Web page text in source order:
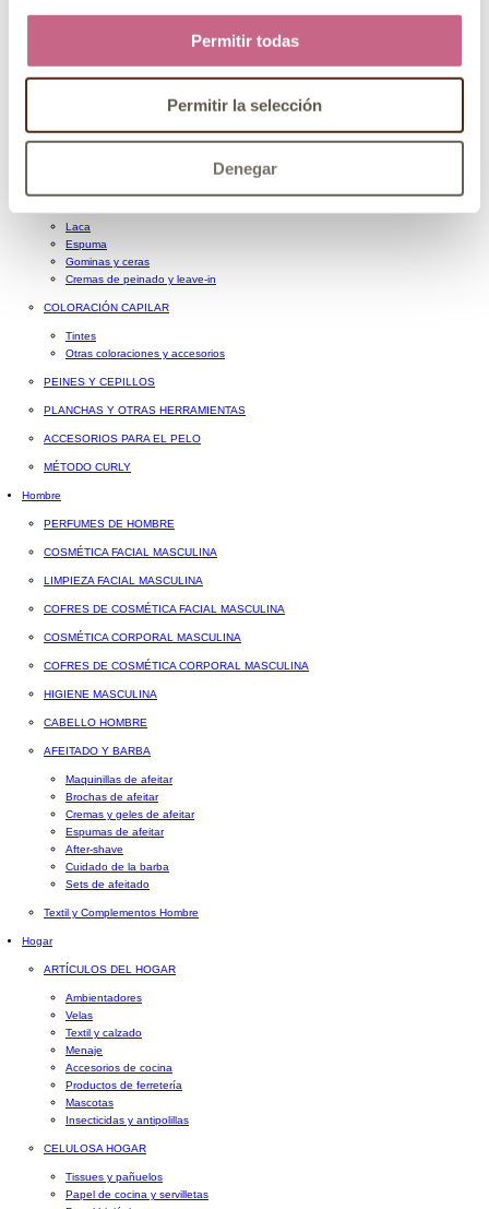
Permitir todas
Permitir la selección
Denegar
MASCARILLA
ACEITES Y SERÚMS CAPILARES
Ampollas capilares
FIJACIÓN
Laca
Espuma
Gominas y ceras
Cremas de peinado y leave-in
COLORACIÓN CAPILAR
Tintes
Otras coloraciones y accesorios
PEINES Y CEPILLOS
PLANCHAS Y OTRAS HERRAMIENTAS
ACCESORIOS PARA EL PELO
MÉTODO CURLY
Hombre
PERFUMES DE HOMBRE
COSMÉTICA FACIAL MASCULINA
LIMPIEZA FACIAL MASCULINA
COFRES DE COSMÉTICA FACIAL MASCULINA
COSMÉTICA CORPORAL MASCULINA
COFRES DE COSMÉTICA CORPORAL MASCULINA
HIGIENE MASCULINA
CABELLO HOMBRE
AFEITADO Y BARBA
Maquinillas de afeitar
Brochas de afeitar
Cremas y geles de afeitar
Espumas de afeitar
After-shave
Cuidado de la barba
Sets de afeitado
Textil y Complementos Hombre
Hogar
ARTÍCULOS DEL HOGAR
Ambientadores
Velas
Textil y calzado
Menaje
Accesorios de cocina
Productos de ferretería
Mascotas
Insecticidas y antipolillas
CELULOSA HOGAR
Tissues y pañuelos
Papel de cocina y servilletas